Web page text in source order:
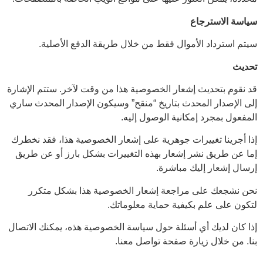
سياسة الاسترجاع
سيتم استرداد الأموال فقط من خلال طريقة الدفع الأصلية.
تحديث
قد نقوم بتحديث إشعار الخصوصية هذا من وقت لآخر. ستتم الإشارة
إلى الإصدار المحدث بتاريخ “منقح” وسيكون الإصدار المحدث ساري
المفعول بمجرد إمكانية الوصول إليه.
إذا أجرينا تغييرات جوهرية على إشعار الخصوصية هذا، فقد نخطرك
إما عن طريق نشر إشعار بهذه التغييرات بشكل بارز أو عن طريق
إرسال إشعار إليك مباشرة.
نحن نشجعك على مراجعة إشعار الخصوصية هذا بشكل متكرر
لتكون على علم بكيفية حماية معلوماتك.
إذا كان لديك أي أسئلة حول سياسة الخصوصية هذه، يمكنك الاتصال
بنا. من خلال زيارة صفحة تواصل معنا.